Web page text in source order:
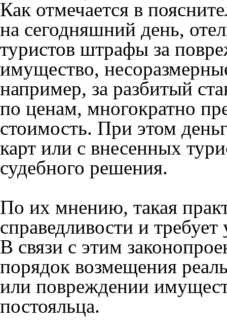
Как отмечается в
на сегодняшний день,
туристов штрафы за
имущество,
например, за разбитый
по ценам, многократно
стоимость. При этом
карт или с внесенных
судебного решения.
По их мнению, такая
справедливости и требует
В связи с этим
порядок возмещения
или повреждении
постояльца.